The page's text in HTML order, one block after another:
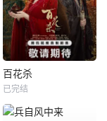
百花杀
已完结